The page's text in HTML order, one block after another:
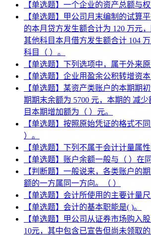
【单选题】一个企业的资产总额与权
【单选题】甲公司月末编制的试算
的本月贷方发生额合计为 120 万元
其他科目本月借方发生额合计 104
科目（ ）。
【单选题】下列选项中，属于外来
【单选题】企业用盈余公积转增资
【单选题】某资产类账户的本期期
期期末余额为 5700 元，本期的 减少
目本期增加额为（ ）元。
【单选题】按照原始凭证的格式不
）。
【单选题】下列不属于会计计量属性
【单选题】账户余额一般与（ ）在
【判断题】一般说来，各类账户的
额的一方属同一方向。（ ）
【单选题】会计所使用的主要计量尺
【单选题】会计的基本职能是( )。
【单选题】甲公司从证券市场购入
10元，其中包含已宣告但尚未领取